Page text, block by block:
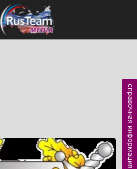
справочная информация